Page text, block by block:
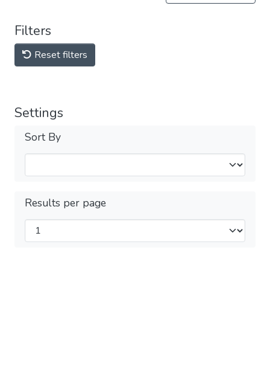
Filters
Reset filters
Settings
Sort By
Results per page